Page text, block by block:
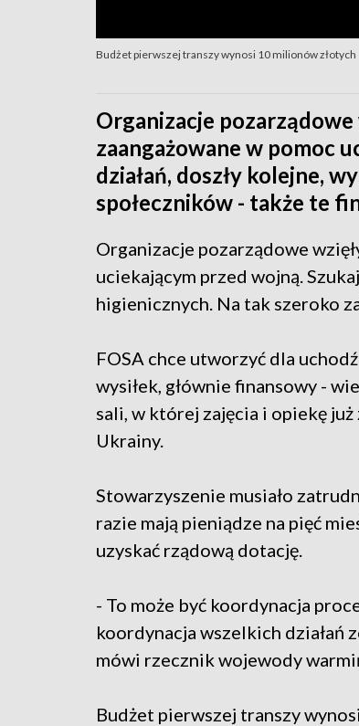
Budżet pierwszej transzy wynosi 10 milionów złotych
Organizacje
zaangażowane w pomoc
działań, doszły kolejne,
społeczników - także te
Organizacje pozarządowe
uciekającym przed wojną.
higienicznych. Na tak szeroko
FOSA chce utworzyć dla
wysiłek, głównie finansowy -
sali, w której zajęcia i opiekę
Ukrainy.
Stowarzyszenie musiało
razie mają pieniądze na pięć
uzyskać rządową dotację.
- To może być koordynacja
koordynacja wszelkich działań
mówi rzecznik wojewody
Budżet pierwszej transzy